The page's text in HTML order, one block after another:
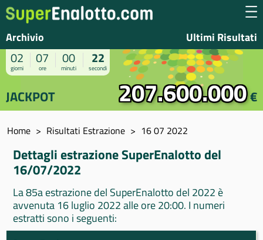
Archivio Ultimi Risultati
02
giorni
07
ore
00
minuti
22
secondi
JACKPOT 207.600.000€
Home Risultati Estrazione 16 07 2022
Dettagli estrazione SuperEnalotto del
16/07/2022
La 85a estrazione del SuperEnalotto del 2022 è
avvenuta 16 luglio 2022 alle ore 20:00. I numeri
estratti sono i seguenti: